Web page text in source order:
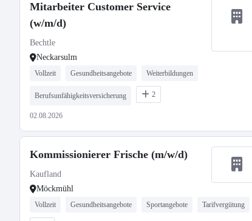
Mitarbeiter Customer Service
(w/m/d)
Bechtle
Neckarsulm
Vollzeit Gesundheitsangebote Weiterbildungen
Berufsunfähigkeitsversicherung 2
02.08.2026
Kommissionierer Frische (m/w/d)
Kaufland
Möckmühl
Vollzeit Gesundheitsangebote Sportangebote Tarifvergütung